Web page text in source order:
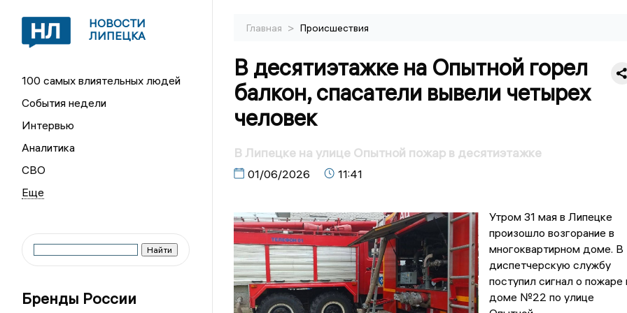
НОВОСТИ
ЛИПЕЦКА
100 самых влиятельных людей
События недели
Интервью
Аналитика
СВО
Бренды России
Главная > Происшествия
В десятиэтажке на Опытной горел
балкон, спасатели вывели четырех
человек
В Липецке на улице Опытной пожар в десятиэтажке
01/06/2026 11:41
Утром 31 мая в Липецке
произошло возгорание в
многоквартирном доме. В
диспетчерскую службу
поступил сигнал о пожаре
доме №22 по улице